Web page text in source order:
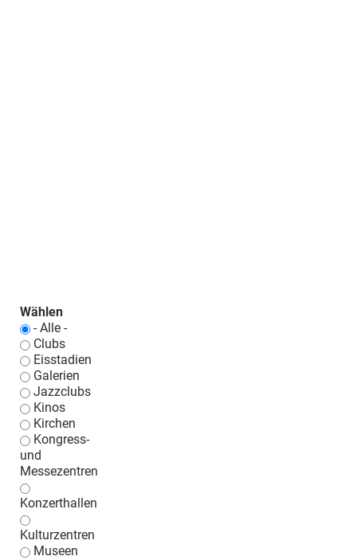
Wählen
- Alle -
Clubs
Eisstadien
Galerien
Jazzclubs
Kinos
Kirchen
Kongress-
und
Messezentren
Konzerthallen
Kulturzentren
Museen